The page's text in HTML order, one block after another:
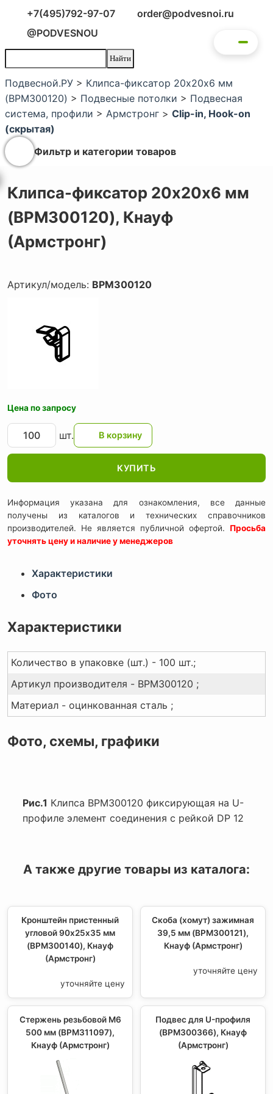
+7(495)792-97-07
order@podvesnoi.ru
@PODVESNOU
Подвесной.РУ > Клипса-фиксатор 20х20х6 мм
(BPM300120) > Подвесные потолки > Подвесная
система, профили > Армстронг > Clip-in, Hook-on
(скрытая)
Фильтр и категории товаров
Клипса-фиксатор 20х20х6 мм
(BPM300120), Кнауф
(Армстронг)
Артикул/модель: BPM300120
Цена по запросу
шт.
КУПИТЬ
Информация указана для ознакомления, все данные
получены из каталогов и технических справочников
производителей. Не является публичной офертой. Просьба
уточнять цену и наличие у менеджеров
Характеристики
Фото
Характеристики
Количество в упаковке (шт.) - 100 шт.;
Артикул производителя - BPM300120 ;
Материал - оцинкованная сталь ;
Фото, схемы, графики
Рис.1 Клипса BPM300120 фиксирующая на U-
профиле элемент соединения с рейкой DP 12
А также другие товары из каталога:
Кронштейн пристенный
угловой 90х25х35 мм
(BPM300140), Кнауф
(Армстронг)
уточняйте цену
Скоба (хомут) зажимная
39,5 мм (BPM300121),
Кнауф (Армстронг)
уточняйте цену
Стержень резьбовой M6
500 мм (BPM311097),
Кнауф (Армстронг)
Подвес для U-профиля
(BPM300366), Кнауф
(Армстронг)